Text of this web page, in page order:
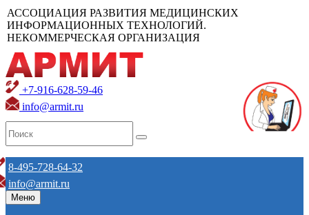
АССОЦИАЦИЯ РАЗВИТИЯ МЕДИЦИНСКИХ
ИНФОРМАЦИОННЫХ ТЕХНОЛОГИЙ.
НЕКОММЕРЧЕСКАЯ ОРГАНИЗАЦИЯ
+7-916-628-59-46
info@armit.ru
8-495-728-64-32
info@armit.ru
Меню